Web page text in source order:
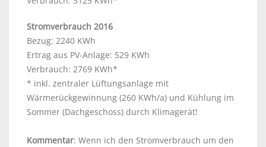
Stromverbrauch 2016
Bezug: 2240 KWh
Ertrag aus PV-Anlage: 529 KWh
Verbrauch: 2769 KWh*
* inkl. zentraler Lüftungsanlage mit
Wärmerückgewinnung (260 KWh/a) und Kühlung im
Sommer (Dachgeschoss) durch Klimagerät!
Kommentar: Wenn ich den Stromverbrauch um den